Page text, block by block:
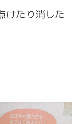
けたり消した